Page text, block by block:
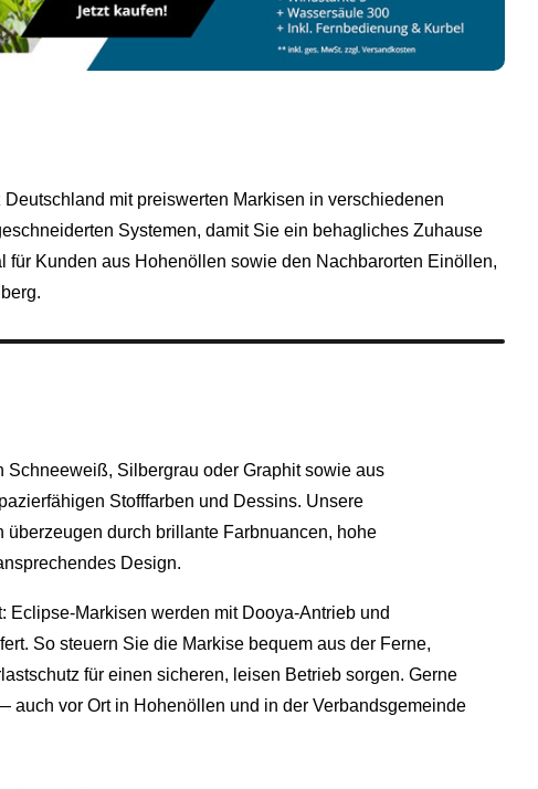
mit preiswerten Markisen in verschiedenen
Systemen, damit Sie ein behagliches Zuhause
Kunden aus Hohenöllen sowie den Nachbarorten Einöllen,
Schneeweiß, Silbergrau oder Graphit sowie aus
Stofffarben und Dessins. Unsere
überzeugen durch brillante Farbnuancen, hohe
Design.
Eclipse‑Markisen werden mit Dooya‑Antrieb und
So steuern Sie die Markise bequem aus der Ferne,
für einen sicheren, leisen Betrieb sorgen. Gerne
auch vor Ort in Hohenöllen und in der Verbandsgemeinde